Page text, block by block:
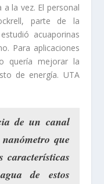
la vez. El personal
parte de la
acuaporinas
Para aplicaciones
quería mejorar la
de energía. UTA
de un canal
que
características
de estos